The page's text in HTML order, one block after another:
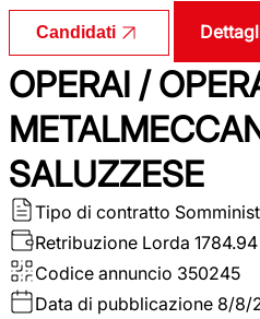
Candidati
OPERAI /
SALUZZESE
Tipo di contratto
Retribuzione Lorda
Codice annuncio 350245
Data di pubblicazione 8/8/